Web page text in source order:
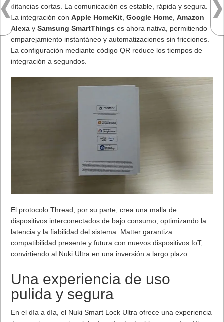
ditancias cortas. La comunicación es estable, rápida y segura.
La integración conApple HomeKit ,Google Home ,Amazon
Alexa ySamsung SmartThings es ahora nativa, permitiendo
emparejamiento instantáneo y automatizaciones sin fricciones.
La configuración mediante código QR reduce los tiempos de
integración a segundos.
El protocolo Thread, por su parte, crea una malla de
dispositivos interconectados de bajo consumo, optimizando la
latencia y la fiabilidad del sistema. Matter garantiza
compatibilidad presente y futura con nuevos dispositivos IoT,
convirtiendo al Nuki Ultra en una inversión a largo plazo.
Una experiencia de uso
pulida y segura
En el día a día, el Nuki Smart Lock Ultra ofrece una experiencia